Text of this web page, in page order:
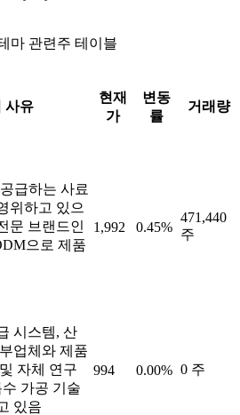
마 관련주 테이블
사유
현재
가
변동
률
거래량
급하는 사료
위하고 있으
문 브랜드인
으로 제품
1,992 0.45%
471,440
주
시스템, 산
업체와 제품
자체 연구
가공 기술
있음
994 0.00% 0 주